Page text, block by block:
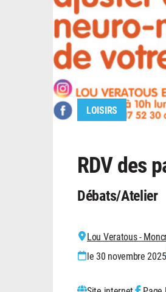
LOISIRS
RDV des
Débats/Atelier
Lou Veratous -
le 30 novembre 2025